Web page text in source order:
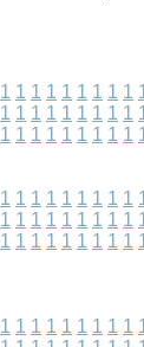
1 1 1 1 1 1 1 1 1
1 1 1 1 1 1 1 1 1
1 1 1 1 1 1 1 1 1
1 1 1 1 1 1 1 1 1
1 1 1 1 1 1 1 1 1
1 1 1 1 1 1 1 1 1
1 1 1 1 1 1 1 1 1